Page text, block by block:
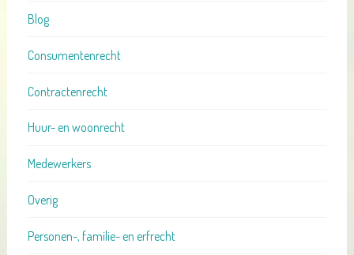
Blog
Consumentenrecht
Contractenrecht
Huur- en woonrecht
Medewerkers
Overig
Personen-, familie- en erfrecht